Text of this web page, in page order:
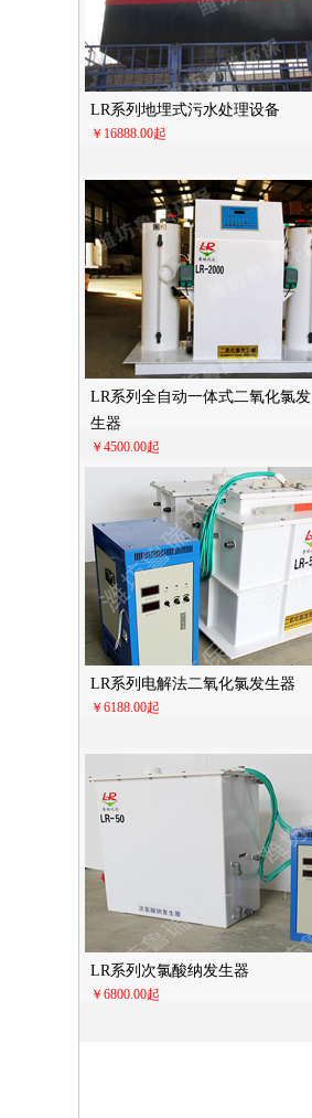
LR系列地埋式污水处理设备
￥16888.00起
LR系列全自动一体式二氧化氯发
生器
￥4500.00起
LR系列电解法二氧化氯发生器
￥6188.00起
LR系列次氯酸纳发生器
￥6800.00起